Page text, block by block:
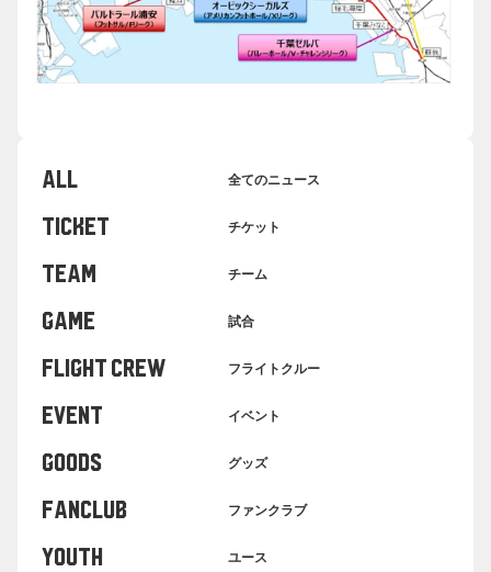
ALL 全てのニュース
TICKET チケット
TEAM チーム
GAME 試合
FLIGHT CREW フライトクルー
EVENT イベント
GOODS グッズ
FANCLUB ファンクラブ
YOUTH ユース